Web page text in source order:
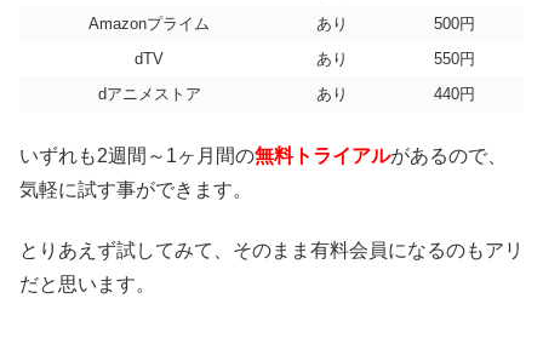
Amazonプライム
あり
500円
dTV
あり
550円
dアニメストア
あり 440円
いずれも2週間～1ヶ月間の無料トライアルがあるので、
気軽に試す事ができます。
とりあえず試してみて、そのまま有料会員になるのもアリ
だと思います。